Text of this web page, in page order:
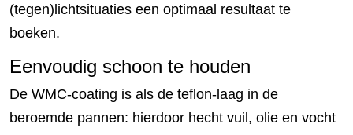
(tegen)lichtsituaties een optimaal resultaat te
boeken.
Eenvoudig schoon te houden
De WMC-coating is als de teflon-laag in de
beroemde pannen: hierdoor hecht vuil, olie en vocht